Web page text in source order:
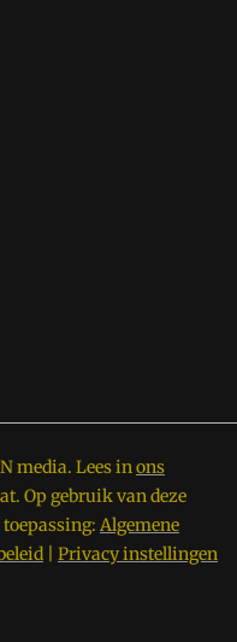
media. Lees inons
Op gebruik van deze
Algemene
Privacy instellingen